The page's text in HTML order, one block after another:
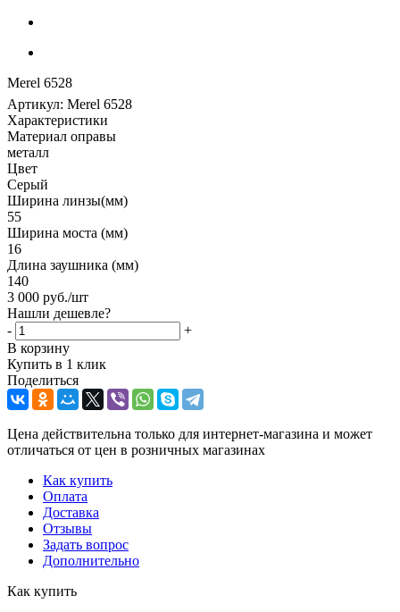
Merel 6528
Артикул: Merel 6528
Характеристики
Материал оправы
металл
Цвет
Серый
Ширина линзы(мм)
55
Ширина моста (мм)
16
Длина заушника (мм)
140
3 000 руб./шт
Нашли дешевле?
-
+
В корзину
Купить в 1 клик
Поделиться
Цена действительна только для интернет-магазина и может
отличаться от цен в розничных магазинах
Как купить
Оплата
Доставка
Отзывы
Задать вопрос
Дополнительно
Как купить